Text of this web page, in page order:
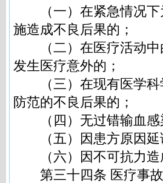
（一）在紧急情况下
施造成不良后果的；
（二）在医疗活动中
发生医疗意外的；
（三）在现有医学科
防范的不良后果的；
（四）无过错输血感
（五）因患方原因延
（六）因不可抗力造
第三十四条 医疗事故